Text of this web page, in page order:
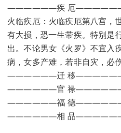
——————疾 厄
火临疾厄：火临疾厄第八宫，
有大损，恐一生带疾。特别是
出。不论男女《火罗》不宜入
病，女多产难，若非自灾，必
——————迁 移
——————官 禄
——————福 德
——————相 品